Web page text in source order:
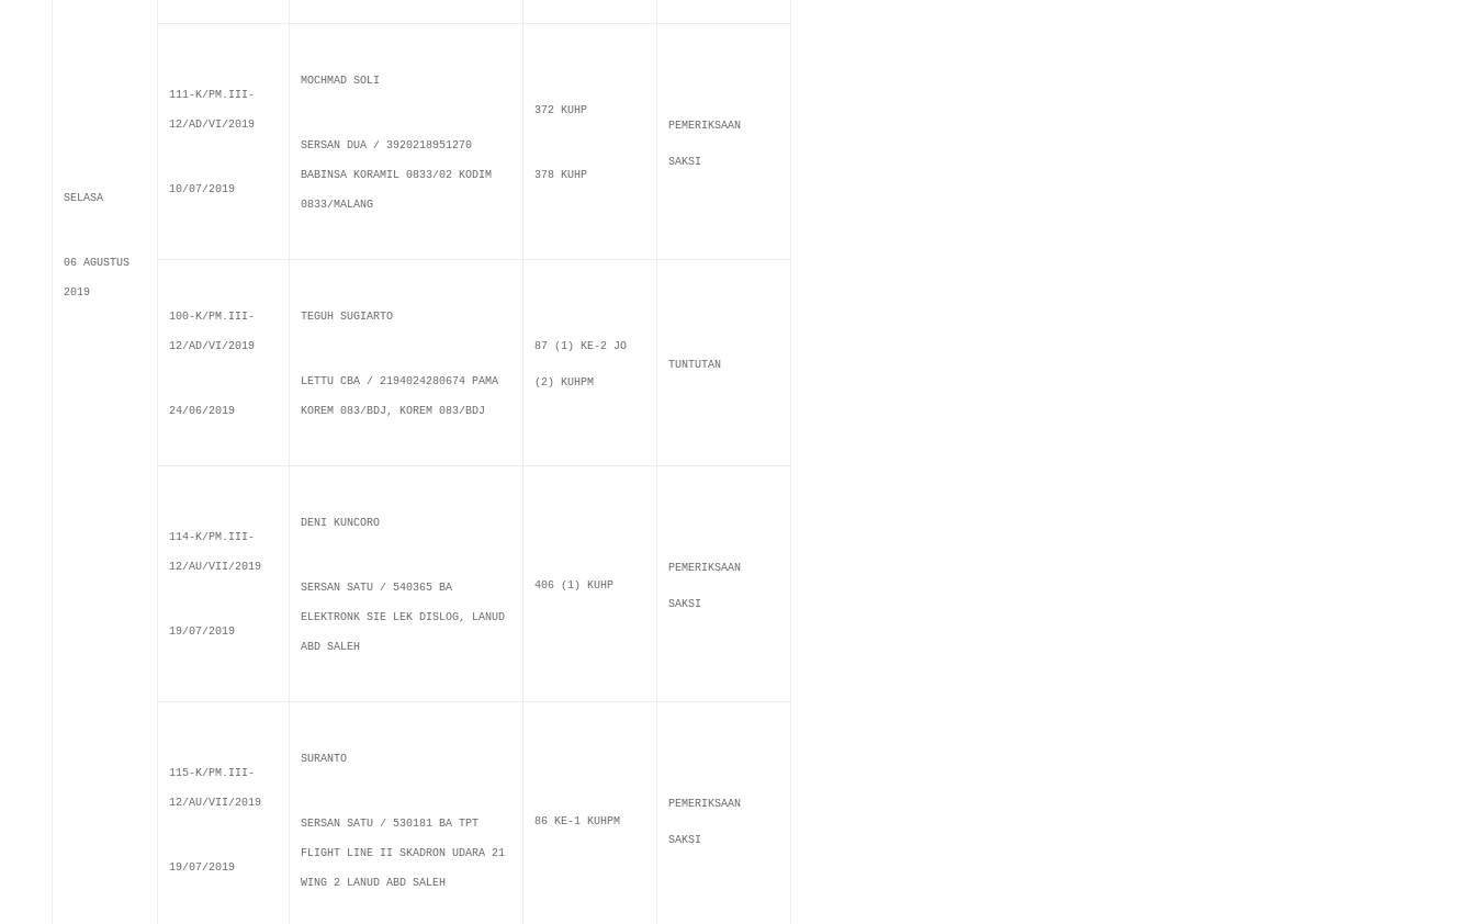
SELASA
06 AGUSTUS
2019
111-K/PM.III-
12/AD/VI/2019
10/07/2019
MOCHMAD SOLI
SERSAN DUA / 3920218951270
BABINSA KORAMIL 0833/02 KODIM
0833/MALANG
372 KUHP
378 KUHP
PEMERIKSAAN
SAKSI
100-K/PM.III-
12/AD/VI/2019
24/06/2019
TEGUH SUGIARTO
LETTU CBA / 2194024280674 PAMA
KOREM 083/BDJ, KOREM 083/BDJ
87 (1) KE-2 JO
(2) KUHPM
TUNTUTAN
114-K/PM.III-
12/AU/VII/2019
19/07/2019
DENI KUNCORO
SERSAN SATU / 540365 BA
ELEKTRONK SIE LEK DISLOG, LANUD
ABD SALEH
406 (1) KUHP
PEMERIKSAAN
SAKSI
115-K/PM.III-
12/AU/VII/2019
19/07/2019
SURANTO
SERSAN SATU / 530181 BA TPT
FLIGHT LINE II SKADRON UDARA 21
WING 2 LANUD ABD SALEH
86 KE-1 KUHPM
PEMERIKSAAN
SAKSI